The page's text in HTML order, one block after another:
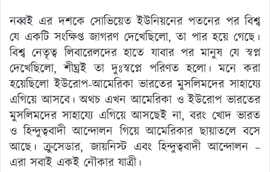
নব্বই এর দশকে সোভিয়েত ইউনিয়নের পতনের পর বিশ্ব
যে একটি সংক্ষিপ্ত জাগরণ দেখেছিলো, তা পার হয়ে গেছে।
বিশ্ব নেতৃত্ব লিবারেলদের হাতে যাবার পর মানুষ যে স্বপ্ন
দেখেছিলো, শীঘ্রই তা দুঃস্বপ্নে পরিণত হলো। মনে করা
হয়েছিলো ইউরোপ-আমেরিকা ভারতের মুসলিমদের সাহায্যে
এগিয়ে আসবে। অথচ এখন আমেরিকা ও ইউরোপ ভারতের
মুসলিমদের সাহায্যে এগিয়ে আসছেই না, বরং খোদ ভারত
ও হিন্দুত্ববাদী আন্দোলন গিয়ে আমেরিকার ছায়াতলে বসে
আছে। ক্রুসেডার, জায়নিস্ট এবং হিন্দুত্ববাদী আন্দোলন –
এরা সবাই একই নৌকার যাত্রী।